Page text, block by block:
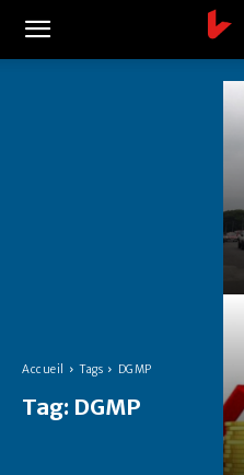
Accueil Tags DGMP
Tag: DGMP